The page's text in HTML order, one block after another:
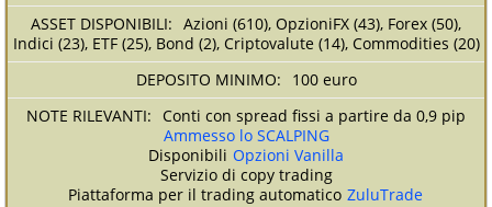
Azioni (610), OpzioniFX (43), Forex (50),
Indici (23), ETF (25), Bond (2), Criptovalute (14), Commodities (20)
100 euro
Conti con spread fissi a partire da 0,9 pip
Ammesso lo SCALPING
Disponibili Opzioni Vanilla
Servizio di copy trading
Piattaforma per il trading automatico ZuluTrade